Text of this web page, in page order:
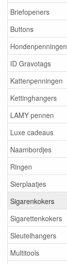
Briefopeners
Buttons
Hondenpenningen
ID Gravotags
Kattenpenningen
Kettinghangers
LAMY pennen
Luxe cadeaus
Naambordjes
Ringen
Sierplaatjes
Sigarenkokers
Sigarettenkokers
Sleutelhangers
Multitools